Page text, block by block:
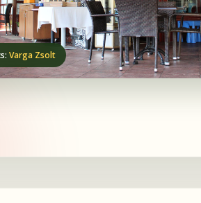
Varga Zsolt